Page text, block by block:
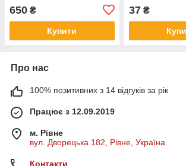
650 ₴
Купити
37₴
Про нас
100% позитивних з 14 відгуків за рік
Працює з 12.09.2019
м. Рівне
вул. Дворецька 182, Рівне, Україна
Контакти